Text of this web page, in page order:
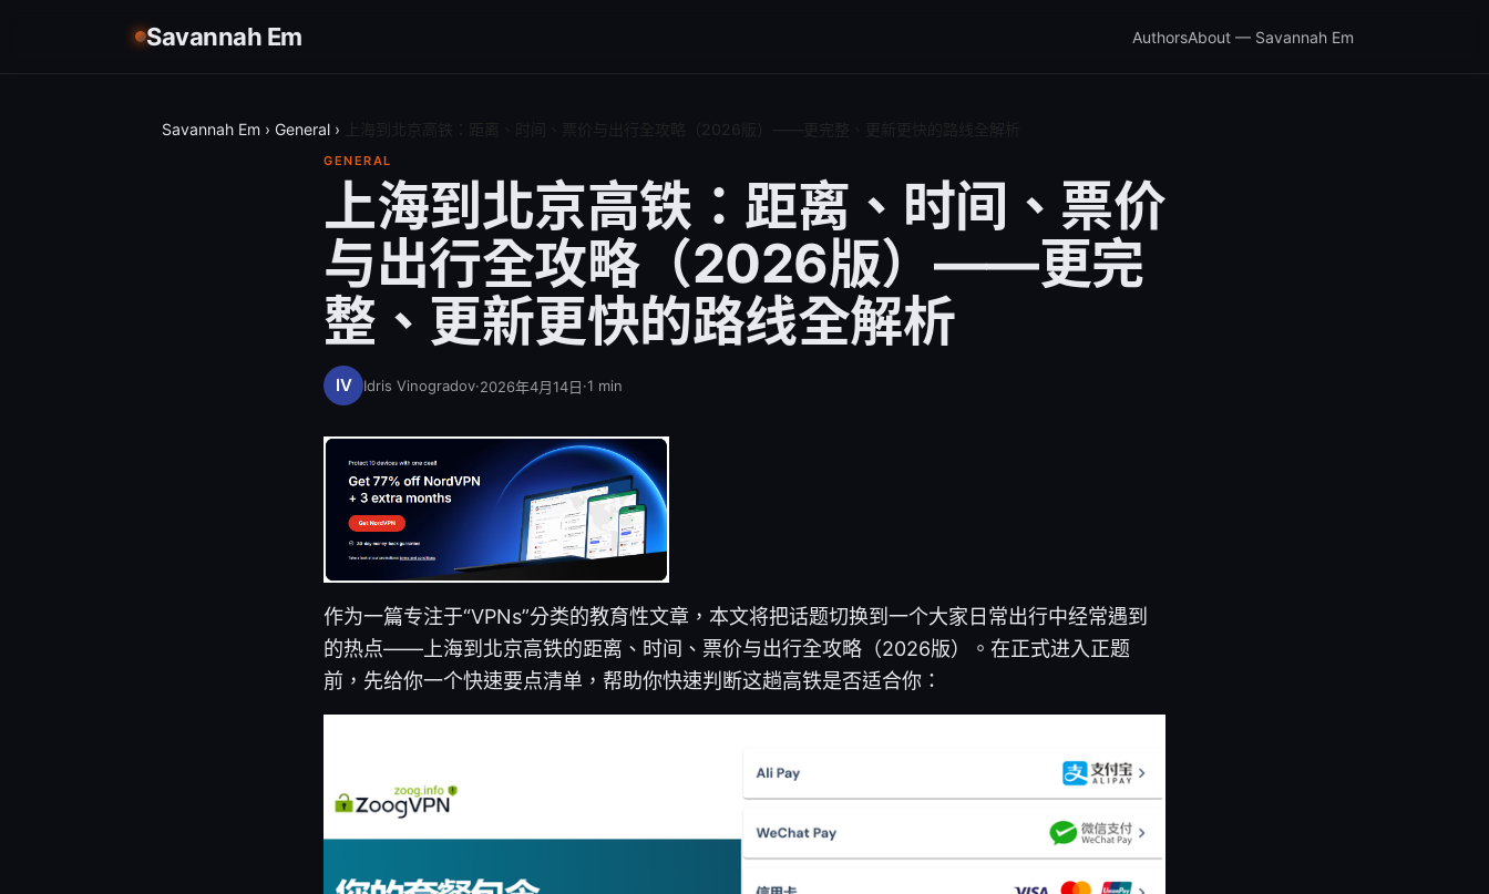
Savannah Em AuthorsAbout — Savannah Em
Savannah Em › General ›
GENERAL
上海到北京高铁：距离、时间、票价
与出行全攻略（2026版）——更完
整、更新更快的路线全解析
Idris Vinogradov·2026年4月14日·1 min
作为一篇专注于“VPNs”分类的教育性文章，本文将把话题切换到一个大家日常出行中经常遇到
的热点——上海到北京高铁的距离、时间、票价与出行全攻略（2026版）。在正式进入正题
前，先给你一个快速要点清单，帮助你快速判断这趟高铁是否适合你：